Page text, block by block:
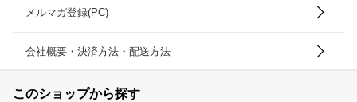
メルマガ登録(PC)
会社概要・決済方法・配送方法
このショップから探す